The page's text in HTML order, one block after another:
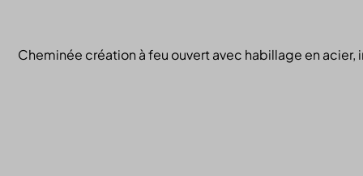
Cheminée création à feu ouvert avec habillage en